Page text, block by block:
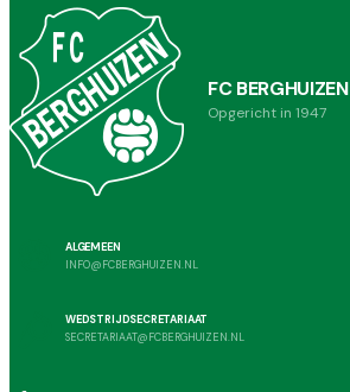
FC BERGHUIZEN
Opgericht in 1947
ALGEMEEN
INFO@FCBERGHUIZEN.NL
WEDSTRIJDSECRETARIAAT
SECRETARIAAT@FCBERGHUIZEN.NL